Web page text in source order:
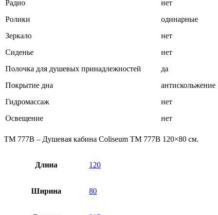
Радио
нет
Ролики
одинарные
Зеркало
нет
Сиденье
нет
Полочка для душевых принадлежностей
да
Покрытие дна
антискольжение
Гидромассаж
нет
Освещение
нет
TM 777B – Душевая кабина Coliseum TM 777B 120×80 см.
Длина 120
Ширина 80